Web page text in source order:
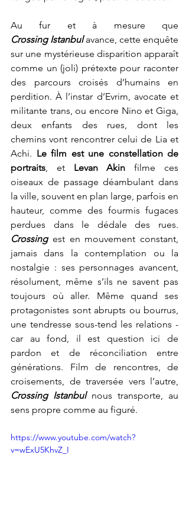
Crossing Istanbul avance, cette enquête
sur une mystérieuse disparition apparaît
comme un (joli) prétexte pour raconter
des parcours croisés d’humains en
perdition. À l’instar d’Evrim, avocate et
militante trans, ou encore Nino et Giga,
deux enfants des rues, dont les
chemins vont rencontrer celui de Lia et
Achi. Le film est une constellation de
portraits, et Levan Akin filme ces
oiseaux de passage déambulant dans
la ville, souvent en plan large, parfois en
hauteur, comme des fourmis fugaces
perdues dans le dédale des rues.
Crossing est en mouvement constant,
jamais dans la contemplation ou la
nostalgie : ses personnages avancent,
résolument, même s’ils ne savent pas
toujours où aller. Même quand ses
protagonistes sont abrupts ou bourrus,
une tendresse sous-tend les relations -
car au fond, il est question ici de
pardon et de réconciliation entre
générations. Film de rencontres, de
Crossing Istanbul nous transporte, au
sens propre comme au figuré.
https://www.youtube.com/watch?
v=wExU5KhvZ_I